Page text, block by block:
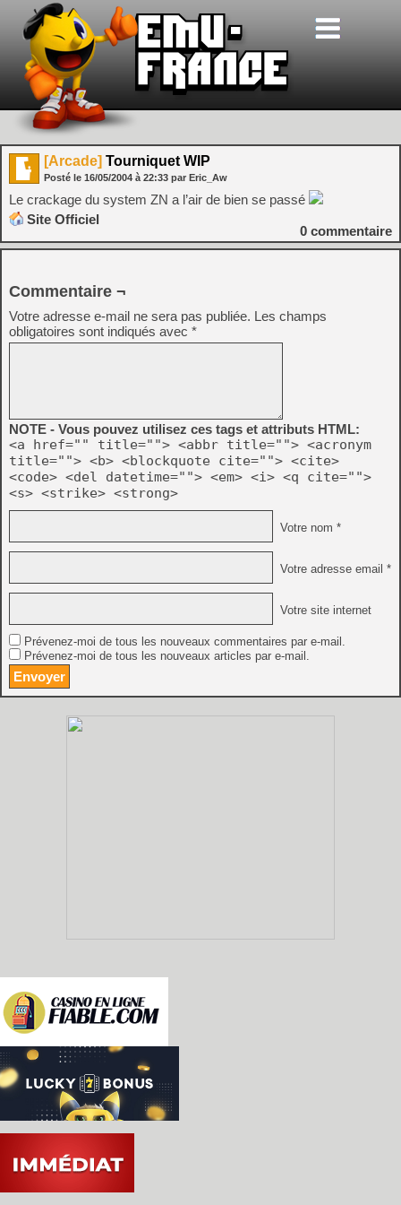
[Arcade] Tourniquet WIP
Posté le 16/05/2004 à 22:33 par Eric_Aw
Le crackage du system ZN a l’air de bien se passé
Site Officiel
0 commentaire
Commentaire ¬
Votre adresse e-mail ne sera pas publiée. Les champs
obligatoires sont indiqués avec *
NOTE - Vous pouvez utilisez ces tags et attributs HTML:
<a href="" title=""> <abbr title=""> <acronym
title=""> <b> <blockquote cite=""> <cite>
<code> <del datetime=""> <em> <i> <q cite="">
<s> <strike> <strong>
Votre nom *
Votre adresse email *
Votre site internet
Prévenez-moi de tous les nouveaux commentaires par e-mail.
Prévenez-moi de tous les nouveaux articles par e-mail.